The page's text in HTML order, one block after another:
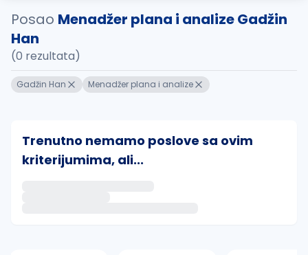
Posao Menadžer plana i analize Gadžin
Han
(0 rezultata)
Gadžin Han Menadžer plana i analize
Trenutno nemamo poslove sa ovim
kriterijumima, ali...